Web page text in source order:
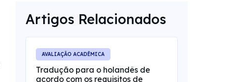
Artigos Relacionados
AVALIAÇÃO ACADÊMICA
Tradução para o holandês de
acordo com os requisitos de